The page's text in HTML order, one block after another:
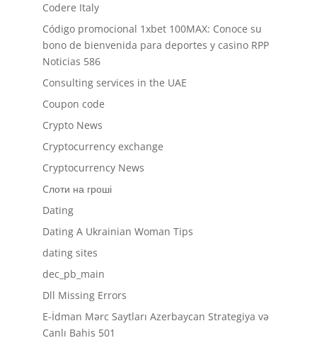
Codere Italy
Código promocional 1xbet 100MAX: Conoce su
bono de bienvenida para deportes y casino RPP
Noticias 586
Consulting services in the UAE
Coupon code
Crypto News
Cryptocurrency exchange
Cryptocurrency News
Cлоти на гроші
Dating
Dating A Ukrainian Woman Tips
dating sites
dec_pb_main
Dll Missing Errors
E-İdman Mərc Saytları Azerbaycan Strategiya və
Canlı Bahis 501